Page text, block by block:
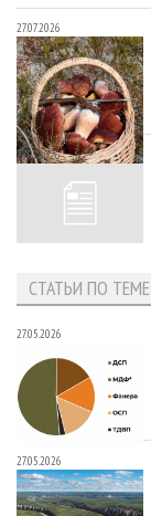
27.07.2026
27.07.2026
СТАТЬИ ПО ТЕМЕ
27.05.2026
27.05.2026